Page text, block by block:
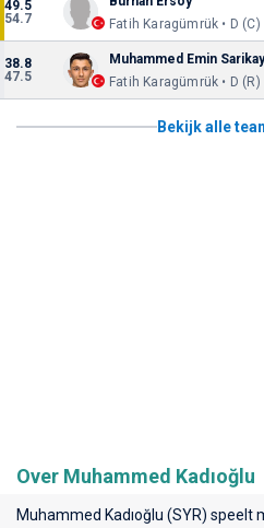
49.5
54.7
Fatih Karagümrük • D (C)
38.8
47.5
Muhammed Emin
Fatih Karagümrük • D (R)
Bekijk alle
Over Muhammed Kadıoğlu
Muhammed Kadıoğlu (SYR) speelt